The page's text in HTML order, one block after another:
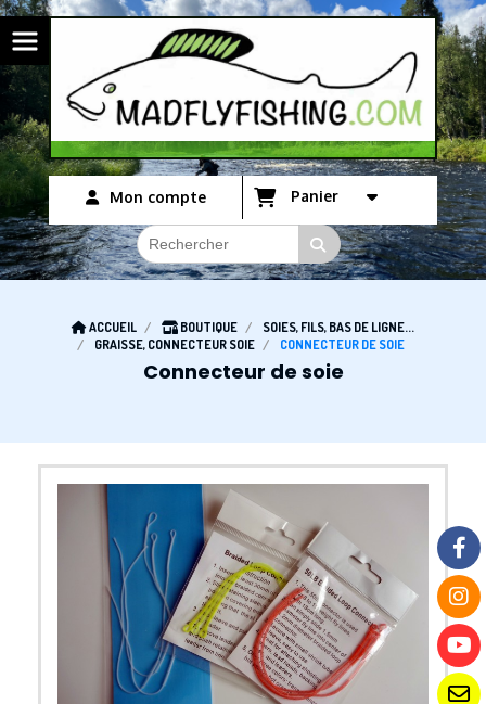
Mon compte Panier
ACCUEIL BOUTIQUE
SOIES, FILS, BAS DE LIGNE...
GRAISSE, CONNECTEUR SOIE
CONNECTEUR DE SOIE
Connecteur de soie
Panneau de gestion des cookies